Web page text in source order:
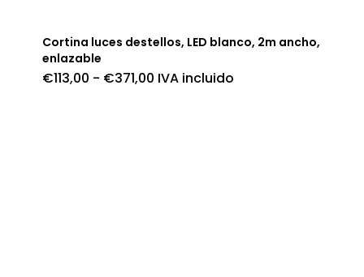
Cortina luces destellos, LED blanco, 2m ancho,
enlazable
€113,00 - €371,00Rango
IVA incluido